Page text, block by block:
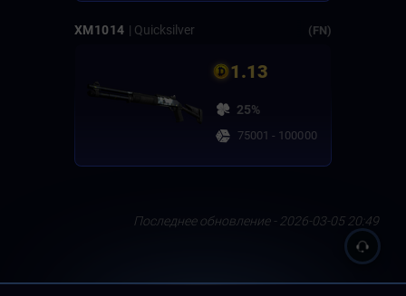
XM1014 | Quicksilver (FN)
1.13
25%
75001 - 100000
Последнее обновление - 2026-03-05 20:49